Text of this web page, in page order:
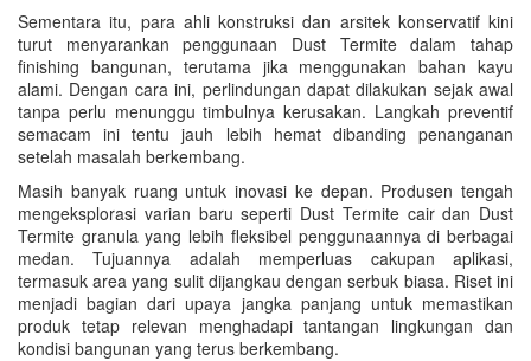
Sementara itu, para ahli konstruksi dan arsitek konservatif kini
turut menyarankan penggunaan Dust Termite dalam tahap
finishing bangunan, terutama jika menggunakan bahan kayu
alami. Dengan cara ini, perlindungan dapat dilakukan sejak awal
tanpa perlu menunggu timbulnya kerusakan. Langkah preventif
semacam ini tentu jauh lebih hemat dibanding penanganan
setelah masalah berkembang.
Masih banyak ruang untuk inovasi ke depan. Produsen tengah
mengeksplorasi varian baru seperti Dust Termite cair dan Dust
Termite granula yang lebih fleksibel penggunaannya di berbagai
medan. Tujuannya adalah memperluas cakupan aplikasi,
termasuk area yang sulit dijangkau dengan serbuk biasa. Riset ini
menjadi bagian dari upaya jangka panjang untuk memastikan
produk tetap relevan menghadapi tantangan lingkungan dan
kondisi bangunan yang terus berkembang.